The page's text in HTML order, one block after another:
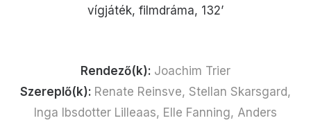
vígjáték, filmdráma, 132’
Rendező(k): Joachim Trier
Szereplő(k): Renate Reinsve, Stellan Skarsgard,
Inga Ibsdotter Lilleaas, Elle Fanning, Anders